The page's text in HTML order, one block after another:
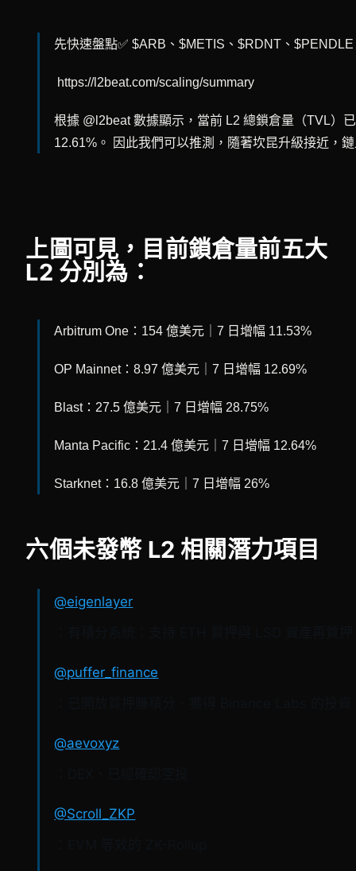
先快速盤點✅ $ARB、$METIS、$RDNT、
https://l2beat.com/scaling/summary
根據 @l2beat 數據顯示，當前 L2 總鎖倉量（TVL）
12.61%。 因此我們可以推測，隨著坎昆升級接近，
上圖可見，目前鎖倉量前五大
L2 分別為：
Arbitrum One：154 億美元｜7 日增幅 11.53%
OP Mainnet：8.97 億美元｜7 日增幅 12.69%
Blast：27.5 億美元｜7 日增幅 28.75%
Manta Pacific：21.4 億美元｜7 日增幅 12.64%
Starknet：16.8 億美元｜7 日增幅 26%
六個未發幣 L2 相關潛力項目
@eigenlayer
@puffer_finance
@aevoxyz
@Scroll_ZKP